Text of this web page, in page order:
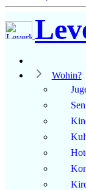
Wohin?